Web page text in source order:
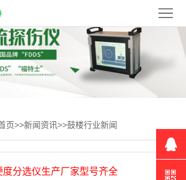
页>>新闻资讯>>鼓楼行业新闻
分选仪生产厂家型号齐全